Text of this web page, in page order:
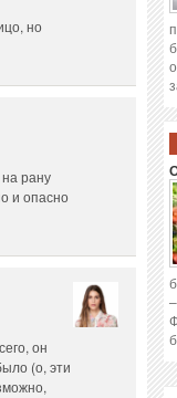
но
рану
и опасно
он
(о, эти